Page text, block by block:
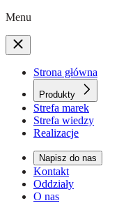
Menu
Strona główna
Produkty
Strefa marek
Strefa wiedzy
Realizacje
Napisz do nas
Kontakt
Oddziały
O nas